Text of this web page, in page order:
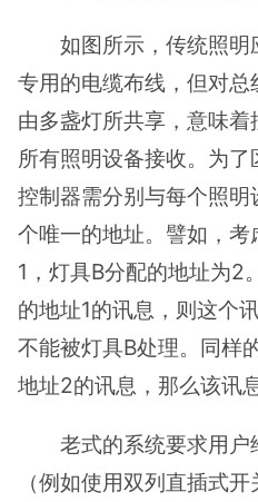
如图所示，传统照明
专用的电缆布线，但对
由多盏灯所共享，意味
所有照明设备接收。为了
控制器需分别与每个照明
个唯一的地址。譬如，
1，灯具B分配的地址为2
的地址1的讯息，则这个
不能被灯具B处理。同样
地址2的讯息，那么该讯
老式的系统要求用户
（例如使用双列直插式